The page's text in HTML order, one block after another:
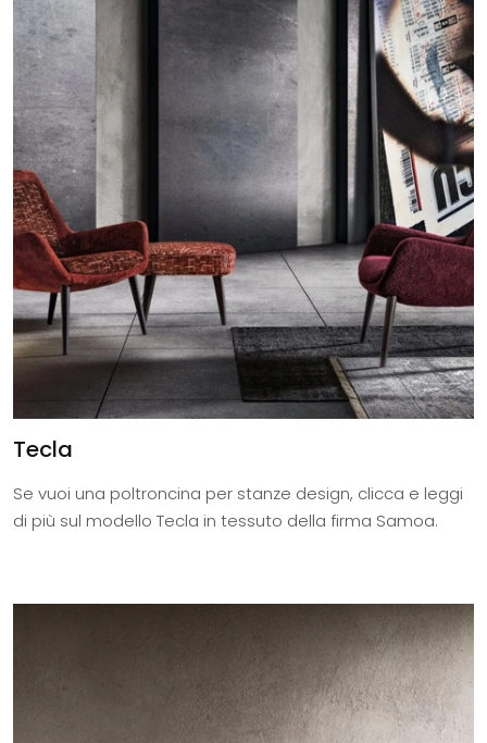
Tecla
Se vuoi una poltroncina per stanze design, clicca e leggi
di più sul modello Tecla in tessuto della firma Samoa.